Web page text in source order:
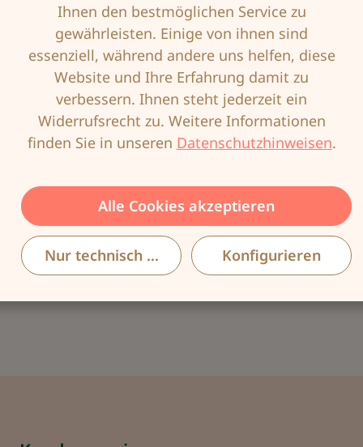
Produktnummer:ANI-1885-006-65
EAN:4009706820826
Die hoch funktionale Nachmiederhose REBELT
PANTY fördert die Rückbildung des Bauches
nach der Entbindung und formt Bauch-,…
Mehr
Ihnen den bestmöglichen Service zu
gewährleisten. Einige von ihnen sind
essenziell, während andere uns helfen, diese
Website und Ihre Erfahrung damit zu
verbessern. Ihnen steht jederzeit ein
Widerrufsrecht zu. Weitere Informationen
finden Sie in unseren Datenschutzhinweisen.
Alle Cookies akzeptieren
Nur technisch notwendigeKonfigurieren